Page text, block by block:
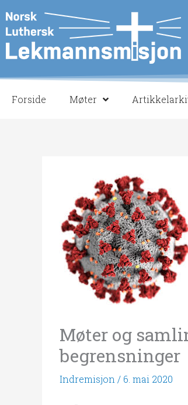
rett
til
innholdet
Forside Møter
Møter og
begrensninger
Indremisjon / 6. mai 2020